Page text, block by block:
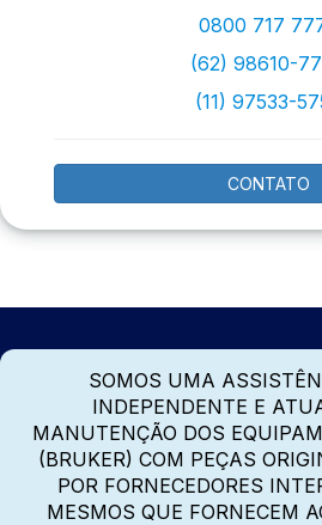
0800 717
(62) 98610-
(11) 97533-
CONTATO
SOMOS UMA
INDEPENDENTE E
MANUTENÇÃO DOS
(BRUKER) COM PEÇAS
POR FORNECEDORES
MESMOS QUE FORNECEM